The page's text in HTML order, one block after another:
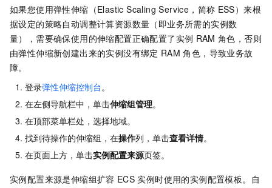
如果您使用弹性伸缩（Elastic Scaling Service，简称 ESS）来根
据设定的策略自动调整计算资源数量（即业务所需的实例数
量），需要确保使用的伸缩配置正确配置了实例 RAM 角色，否则
由弹性伸缩新创建出来的实例没有绑定 RAM 角色，导致业务故
障。
登录弹性伸缩控制台。
在左侧导航栏中，单击伸缩组管理。
在顶部菜单栏处，选择地域。
找到待操作的伸缩组，在操作列，单击查看详情。
在页面上方，单击实例配置来源页签。
实例配置来源是伸缩组扩容 ECS 实例时使用的实例配置模板。自